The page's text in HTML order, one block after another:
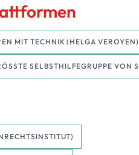
MIT TECHNIK (HELGA VEROYEN)
SELBSTHILFEGRUPPE VON